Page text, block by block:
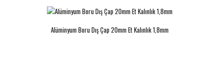
Alüminyum Boru Dış Çap 20mm Et Kalınlık 1,8mm